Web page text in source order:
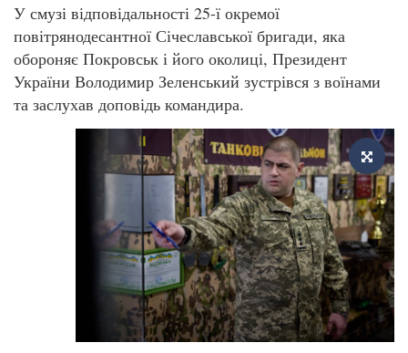
У смузі відповідальності 25-ї окремої
повітрянодесантної Січеславської бригади, яка
обороняє Покровськ і його околиці, Президент
України Володимир Зеленський зустрівся з воїнами
та заслухав доповідь командира.